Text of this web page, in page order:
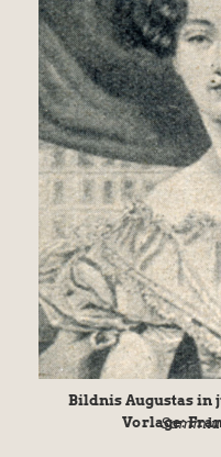
Bildnis Augustas in
Vorlage: